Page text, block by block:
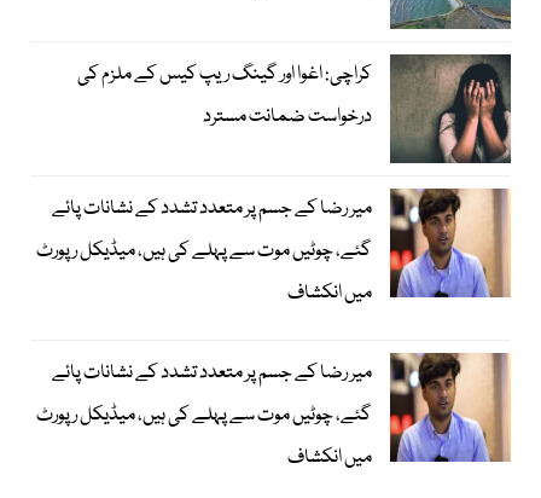
کراچی: اغوا اور گینگ ریپ کیس کے ملزم کی
درخواست ضمانت مسترد
میر رضا کے جسم پر متعدد تشدد کے نشانات پائے
گئے، چوٹیں موت سے پہلے کی ہیں، میڈیکل رپورٹ
میں انکشاف
میر رضا کے جسم پر متعدد تشدد کے نشانات پائے
گئے، چوٹیں موت سے پہلے کی ہیں، میڈیکل رپورٹ
میں انکشاف